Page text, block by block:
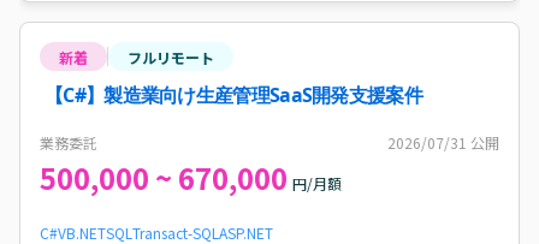
新着 フルリモート
【C#】製造業向け生産管理SaaS開発支援案件
業務委託 2026/07/31 公開
500,000 ~ 670,000 円/月額
C#VB.NETSQL Transact-SQL ASP.NET